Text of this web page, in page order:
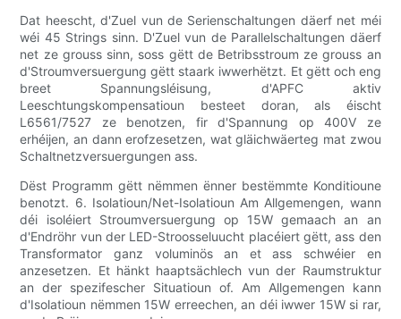
Dat heescht, d'Zuel vun de Serienschaltungen däerf net méi
wéi 45 Strings sinn. D'Zuel vun de Parallelschaltungen däerf
net ze grouss sinn, soss gëtt de Betribsstroum ze grouss an
d'Stroumversuergung gëtt staark iwwerhëtzt. Et gëtt och eng
breet Spannungsléisung, d'APFC aktiv
Leeschtungskompensatioun besteet doran, als éischt
L6561/7527 ze benotzen, fir d'Spannung op 400V ze
erhéijen, an dann erofzesetzen, wat gläichwäerteg mat zwou
Schaltnetzversuergungen ass.
Dëst Programm gëtt nëmmen ënner bestëmmte Konditioune
benotzt. 6. Isolatioun/Net-Isolatioun Am Allgemengen, wann
déi isoléiert Stroumversuergung op 15W gemaach an an
d'Endröhr vun der LED-Stroosseluucht placéiert gëtt, ass den
Transformator ganz voluminös an et ass schwéier en
anzesetzen. Et hänkt haaptsächlech vun der Raumstruktur
an der spezifescher Situatioun of. Am Allgemengen kann
d'Isolatioun nëmmen 15W erreechen, an déi iwwer 15W si rar,